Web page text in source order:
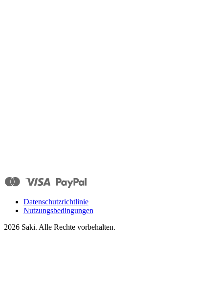
Datenschutzrichtlinie
Nutzungsbedingungen
2026 Saki. Alle Rechte vorbehalten.